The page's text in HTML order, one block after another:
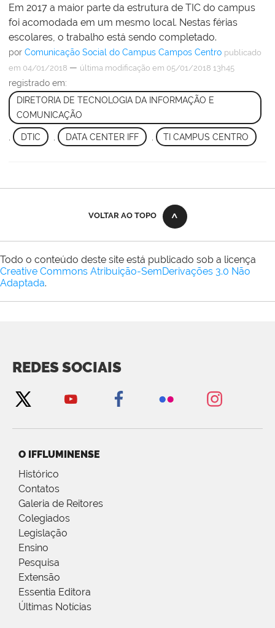
Em 2017 a maior parte da estrutura de TIC do campus
foi acomodada em um mesmo local. Nestas férias
escolares, o trabalho está sendo completado.
por Comunicação Social do Campus Campos Centro publicado
em 04/01/2018 — última modificação em 05/01/2018 13h45
registrado em:
DIRETORIA DE TECNOLOGIA DA INFORMAÇÃO E
COMUNICAÇÃO
DTIC DATA CENTER IFF TI CAMPUS CENTRO
VOLTAR AO TOPO
Todo o conteúdo deste site está publicado sob a licença
Creative Commons Atribuição-SemDerivações 3.0 Não
Adaptada.
REDES SOCIAIS
O IFFLUMINENSE
Histórico
Contatos
Galeria de Reitores
Colegiados
Legislação
Ensino
Pesquisa
Extensão
Essentia Editora
Últimas Notícias